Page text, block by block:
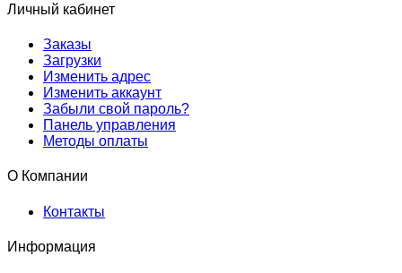
Личный кабинет
Заказы
Загрузки
Изменить адрес
Изменить аккаунт
Забыли свой пароль?
Панель управления
Методы оплаты
О Компании
Контакты
Информация